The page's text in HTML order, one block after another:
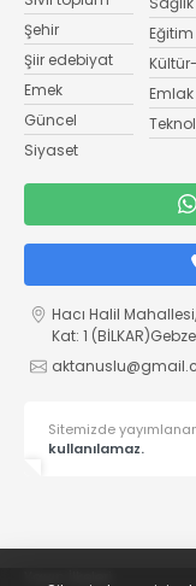
Şehir
Şiir edebiyat
Emek
Güncel
Siyaset
Eğitim
Emlak
Hacı Halil
Kat: 1
Sitemizde
kullanılamaz.